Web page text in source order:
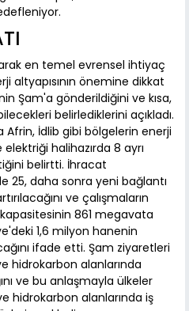
en temel evrensel ihtiyaç
altyapısının önemine dikkat
Şam'a gönderildiğini ve kısa,
belirlediklerini açıkladı.
Afrin, İdlib gibi bölgelerin enerji
elektriği halihazırda 8 ayrı
belirtti. İhracat
25, daha sonra yeni bağlantı
ve çalışmaların
861 megavata
1,6 milyon hanenin
ifade etti. Şam ziyaretleri
hidrokarbon alanlarında
ve bu anlaşmayla ülkeler
hidrokarbon alanlarında iş